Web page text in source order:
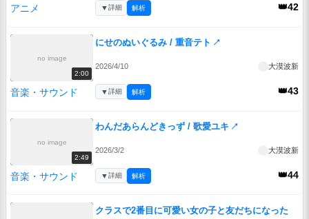
アニメ 👑42
▼詳細 解析
no image
2:00
にせのぬいぐるみ / 重音テト ↗
2026/4/10 大漠波新
音楽・サウンド 👑43
▼詳細 解析
no image
2:49
わんだあらんどきっず / 歌愛ユキ ↗
2026/3/2 大漠波新
音楽・サウンド 👑44
▼詳細 解析
クラスで2番目に可愛い女の子と友だちになった